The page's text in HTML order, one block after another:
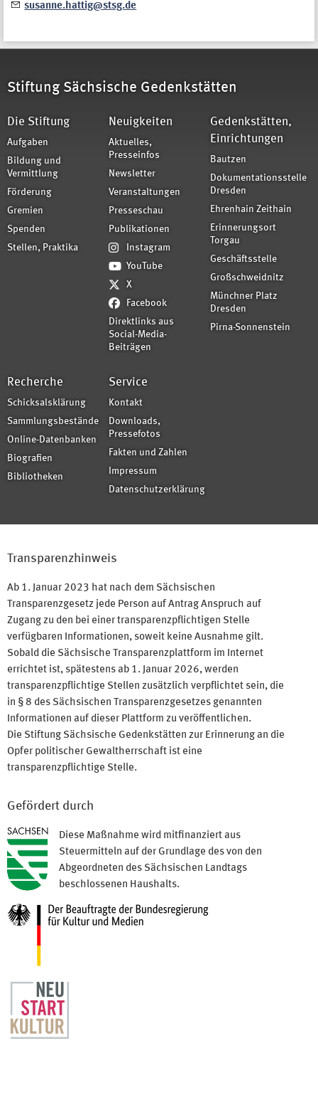
susanne.hattig@stsg.de
Stiftung Sächsische Gedenkstätten
Die Stiftung
Aufgaben
Bildung und
Vermittlung
Förderung
Gremien
Spenden
Stellen, Praktika
Neuigkeiten
Aktuelles,
Presseinfos
Newsletter
Veranstaltungen
Presseschau
Publikationen
Instagram
YouTube
X
Facebook
Direktlinks aus
Social-Media-
Beiträgen
Gedenkstätten,
Einrichtungen
Bautzen
Dokumentationsstelle
Dresden
Ehrenhain Zeithain
Erinnerungsort
Torgau
Geschäftsstelle
Großschweidnitz
Münchner Platz
Dresden
Pirna-Sonnenstein
Recherche
Schicksalsklärung
Sammlungsbestände
Online-Datenbanken
Biografien
Bibliotheken
Service
Kontakt
Downloads,
Pressefotos
Fakten und Zahlen
Impressum
Datenschutzerklärung
Transparenzhinweis
Ab 1. Januar 2023 hat nach dem Sächsischen
Transparenzgesetz jede Person auf Antrag Anspruch auf
Zugang zu den bei einer transparenzpflichtigen Stelle
verfügbaren Informationen, soweit keine Ausnahme gilt.
Sobald die Sächsische Transparenzplattform im Internet
errichtet ist, spätestens ab 1. Januar 2026, werden
transparenzpflichtige Stellen zusätzlich verpflichtet sein, die
in § 8 des Sächsischen Transparenzgesetzes genannten
Informationen auf dieser Plattform zu veröffentlichen.
Die Stiftung Sächsische Gedenkstätten zur Erinnerung an die
Opfer politischer Gewaltherrschaft ist eine
transparenzpflichtige Stelle.
Gefördert durch
Diese Maßnahme wird mitfinanziert aus
Steuermitteln auf der Grundlage des von den
Abgeordneten des Sächsischen Landtags
beschlossenen Haushalts.